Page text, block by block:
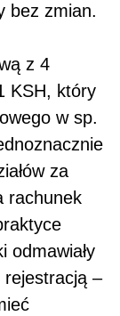
bez zmian.
z 4
KSH, który
w sp.
za
rachunek
odmawiały
rejestracją –